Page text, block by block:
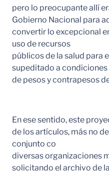
pero lo preocupante allí
Gobierno Nacional para
convertir lo excepcional
uso de recursos
públicos de la salud para
supeditado a
de pesos y contrapesos
En ese sentido, este
de los artículos, más no
conjunto co
diversas organizaciones
solicitando el archivo de